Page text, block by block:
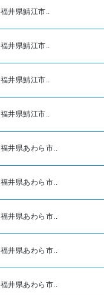
福井県鯖江市..
福井県鯖江市..
福井県鯖江市..
福井県鯖江市..
福井県あわら市..
福井県あわら市..
福井県あわら市..
福井県あわら市..
福井県あわら市..